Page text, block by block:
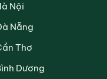
Nội
Nẵng
Thơ
Dương